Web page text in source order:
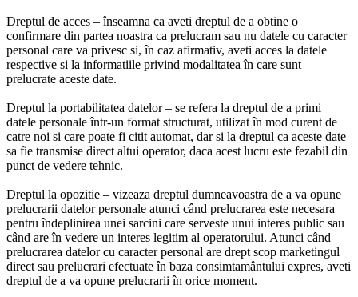
Dreptul de acces – înseamna ca aveti dreptul de a obtine o
confirmare din partea noastra ca prelucram sau nu datele cu caracter
personal care va privesc si, în caz afirmativ, aveti acces la datele
respective si la informatiile privind modalitatea în care sunt
prelucrate aceste date.
Dreptul la portabilitatea datelor – se refera la dreptul de a primi
datele personale într-un format structurat, utilizat în mod curent de
catre noi si care poate fi citit automat, dar si la dreptul ca aceste date
sa fie transmise direct altui operator, daca acest lucru este fezabil din
punct de vedere tehnic.
Dreptul la opozitie – vizeaza dreptul dumneavoastra de a va opune
prelucrarii datelor personale atunci când prelucrarea este necesara
pentru îndeplinirea unei sarcini care serveste unui interes public sau
când are în vedere un interes legitim al operatorului. Atunci când
prelucrarea datelor cu caracter personal are drept scop marketingul
direct sau prelucrari efectuate în baza consimtamântului expres, aveti
dreptul de a va opune prelucrarii în orice moment.